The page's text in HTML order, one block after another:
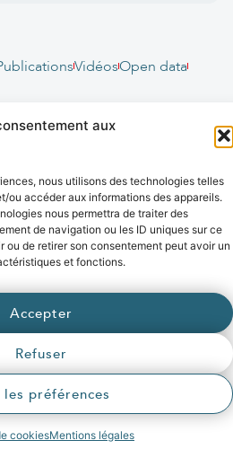
aux
nous utilisons des technologies telles
ou accéder aux informations des appareils.
nous permettra de traiter des
de navigation ou les ID uniques sur ce
ou de retirer son consentement peut avoir un
et fonctions.
Accepter
Refuser
les préférences
cookiesMentions légales
VidéosOpen data
chaleur.fr/syan
/
Crédits
Plan du site
Marque Digitale